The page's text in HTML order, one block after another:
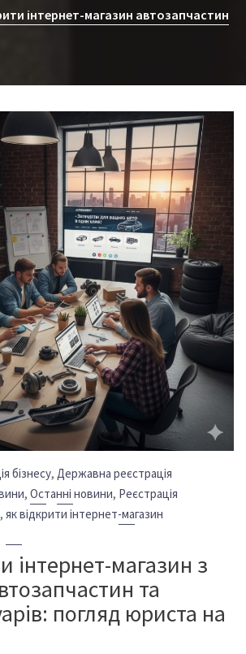
інтернет-магазин автозапчастин
бізнесу, Державна реєстрація
,Останні новини, Реєстрація
,як відкрити інтернет-магазин
інтернет-магазин з
та
погляд юриста на